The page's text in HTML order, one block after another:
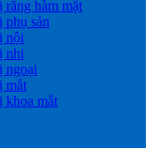
hàm mặt
phụ sản
nội
nhi
ngoại
mắt
khoa mắt